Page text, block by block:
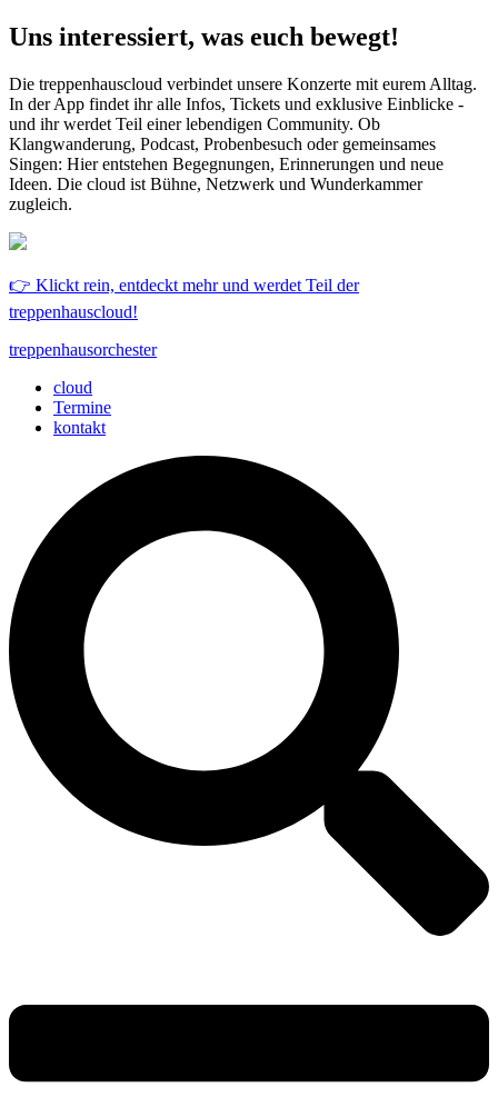
Uns interessiert, was euch bewegt!
Die treppenhauscloud verbindet unsere Konzerte mit eurem Alltag.
In der App findet ihr alle Infos, Tickets und exklusive Einblicke -
und ihr werdet Teil einer lebendigen Community. Ob
Klangwanderung, Podcast, Probenbesuch oder gemeinsames
Singen: Hier entstehen Begegnungen, Erinnerungen und neue
Ideen. Die cloud ist Bühne, Netzwerk und Wunderkammer
zugleich.
👉 Klickt rein, entdeckt mehr und werdet Teil der
treppenhauscloud!
treppenhausorchester
cloud
Termine
kontakt